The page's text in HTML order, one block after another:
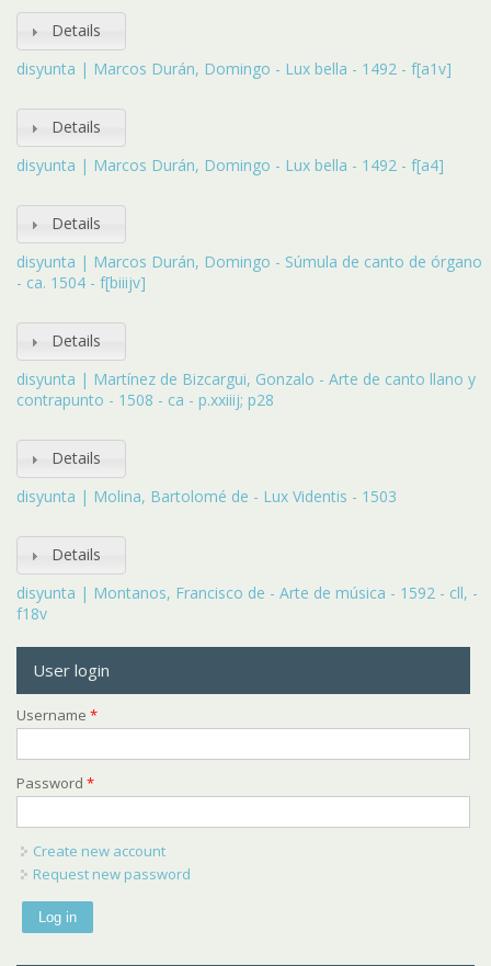
Details
disyunta | Marcos Durán, Domingo - Lux bella - 1492 - f[a1v]
Details
disyunta | Marcos Durán, Domingo - Lux bella - 1492 - f[a4]
Details
disyunta | Marcos Durán, Domingo - Súmula de canto de órgano
- ca. 1504 - f[biiijv]
Details
disyunta | Martínez de Bizcargui, Gonzalo - Arte de canto llano y
contrapunto - 1508 - ca - p.xxiiij; p28
Details
disyunta | Molina, Bartolomé de - Lux Videntis - 1503
Details
disyunta | Montanos, Francisco de - Arte de música - 1592 - cll, -
f18v
User login
Username *
Password *
Create new account
Request new password